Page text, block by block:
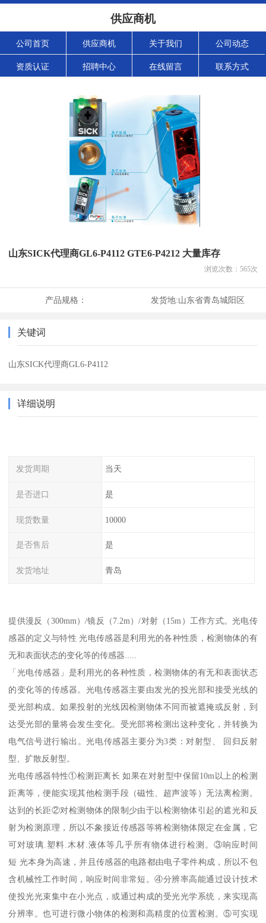
供应商机
公司首页 供应商机 关于我们 公司动态
资质认证 招聘中心 在线留言 联系方式
山东SICK代理商GL6-P4112 GTE6-P4212 大量库存
浏览次数： 565次
产品规格： 发货地:山东省青岛城阳区
关键词
山东SICK代理商GL6-P4112
详细说明
发货周期 当天
是否进口 是
现货数量 10000
是否售后 是
发货地址 青岛
提供漫反（300mm）/镜反（7.2m）/对射（15m）工作方式。光电传
感器的定义与特性 光电传感器是利用光的各种性质，检测物体的有
无和表面状态的变化等的传感器.....
「光电传感器」是利用光的各种性质，检测物体的有无和表面状态
的变化等的传感器。光电传感器主要由发光的投光部和接受光线的
受光部构成。如果投射的光线因检测物体不同而被遮掩或反射，到
达受光部的量将会发生变化。受光部将检测出这种变化，并转换为
电气信号进行输出。光电传感器主要分为3类：对射型、 回归反射
型、扩散反射型。
光电传感器特性①检测距离长 如果在对射型中保留10m以上的检测
距离等，便能实现其他检测手段（磁性、超声波等）无法离检测。
达到的长距②对检测物体的限制少由于以检测物体引起的遮光和反
射为检测原理，所以不象接近传感器等将检测物体限定在金属，它
可对玻璃.塑料.木材.液体等几乎所有物体进行检测。③响应时间
短 光本身为高速，并且传感器的电路都由电子零件构成，所以不包
含机械性工作时间，响应时间非常短。④分辨率高能通过设计技术
使投光光束集中在小光点，或通过构成的受光光学系统，来实现高
分辨率。也可进行微小物体的检测和高精度的位置检测。⑤可实现